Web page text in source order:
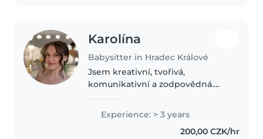
Karolína
Babysitter in Hradec Králové
Jsem kreativní, tvořivá,
komunikativní a zodpovědná.
prakticky odjakživa – už od
mladšího věku jsem pomáhala se
starostí o svého o mnoho let
Experience: > 3 years
200,00 CZK/hr